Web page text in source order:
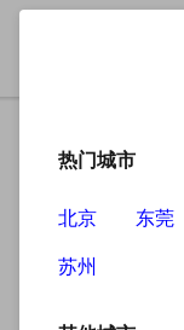
热门城市
北京 东莞
苏州